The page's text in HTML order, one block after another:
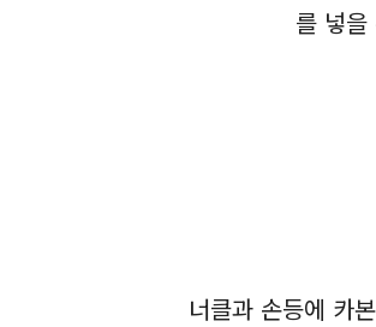
를 넣
너클과 손등에 카